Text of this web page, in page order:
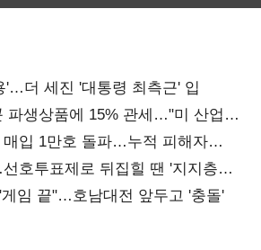
'…더 세진 '대통령 최측근' 입
파생상품에 15% 관세…"미 산업
매입 1만호 돌파…누적 피해자
호투표제로 뒤집힐 땐 '지지층
임 끝"…호남대전 앞두고 '충돌'